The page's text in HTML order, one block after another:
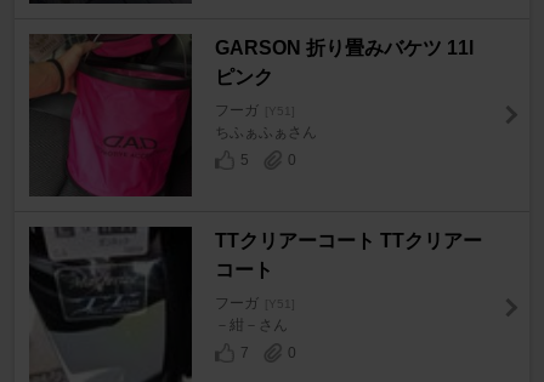
GARSON 折り畳みバケツ 11l
ピンク
フーガ [Y51]
ちふぁふぁさん
5
0
TTクリアーコート TTクリアー
コート
フーガ [Y51]
－紺－さん
7
0